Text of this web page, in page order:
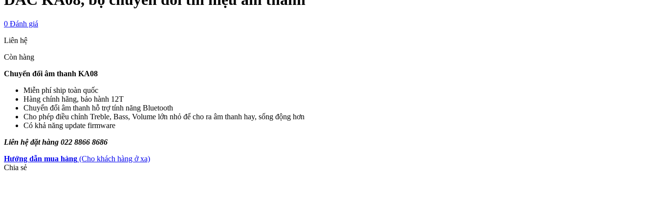
0 Đánh giá
Liên hệ
Còn hàng
Chuyển đổi âm thanh KA08
Miễn phí ship toàn quốc
Hàng chính hãng, bảo hành 12T
Chuyển đổi âm thanh hỗ trợ tính năng Bluetooth
Cho phép điều chỉnh Treble, Bass, Volume lớn nhỏ để cho ra âm thanh hay, sống động hơn
Có khả năng update firmware
Liên hệ đặt hàng 022 8866 8686
Hướng dẫn mua hàng (Cho khách hàng ở xa)
Chia sẻ